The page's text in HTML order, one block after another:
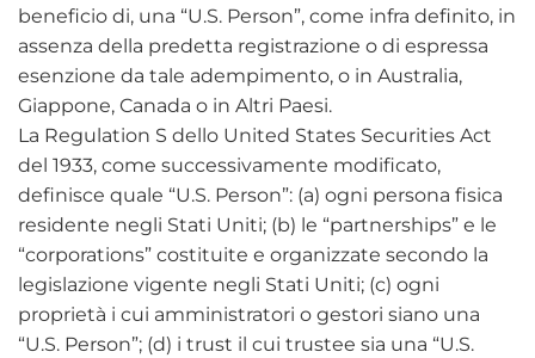
beneficio di, una “U.S. Person”, come infra definito, in
assenza della predetta registrazione o di espressa
esenzione da tale adempimento, o in Australia,
Giappone, Canada o in Altri Paesi.
La Regulation S dello United States Securities Act
del 1933, come successivamente modificato,
definisce quale “U.S. Person”: (a) ogni persona fisica
residente negli Stati Uniti; (b) le “partnerships” e le
“corporations” costituite e organizzate secondo la
legislazione vigente negli Stati Uniti; (c) ogni
proprietà i cui amministratori o gestori siano una
“U.S. Person”; (d) i trust il cui trustee sia una “U.S.